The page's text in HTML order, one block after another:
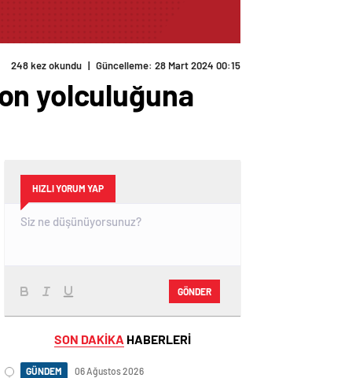
248 kez okundu | Güncelleme: 28 Mart 2024 00:15
yolculuğuna
HIZLI YORUM YAP
GÖNDER
SON DAKİKA HABERLERİ
GÜNDEM 06 Ağustos 2026